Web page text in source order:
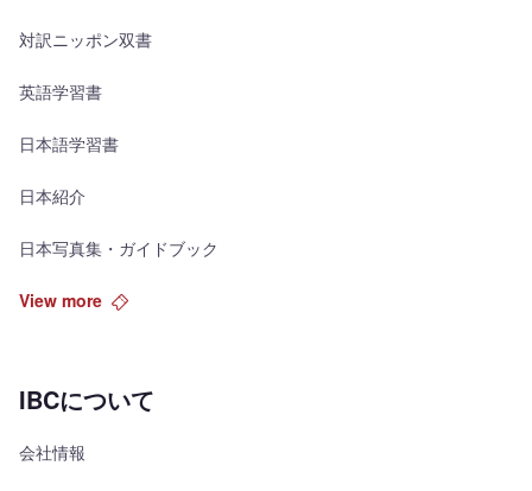
対訳ニッポン双書
英語学習書
日本語学習書
日本紹介
日本写真集・ガイドブック
View more
IBCについて
会社情報